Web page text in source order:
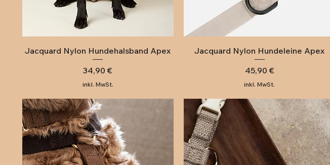
Schnellansicht
Jacquard Nylon Hundehalsband Apex
Preis
34,90 €
inkl. MwSt.
Schnellansicht
Jacquard Nylon Hundeleine Apex
Preis
45,90 €
inkl. MwSt.